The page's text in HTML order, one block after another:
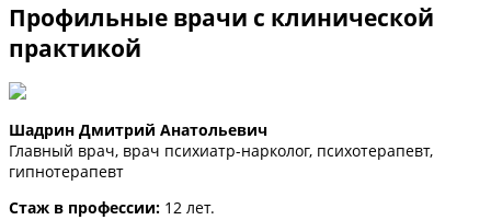
Профильные врачи с клинической
практикой
Шадрин Дмитрий Анатольевич
Главный врач, врач психиатр-нарколог, психотерапевт,
гипнотерапевт
Стаж в профессии: 12 лет.